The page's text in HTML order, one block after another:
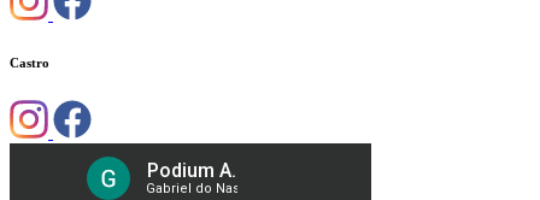
Castro